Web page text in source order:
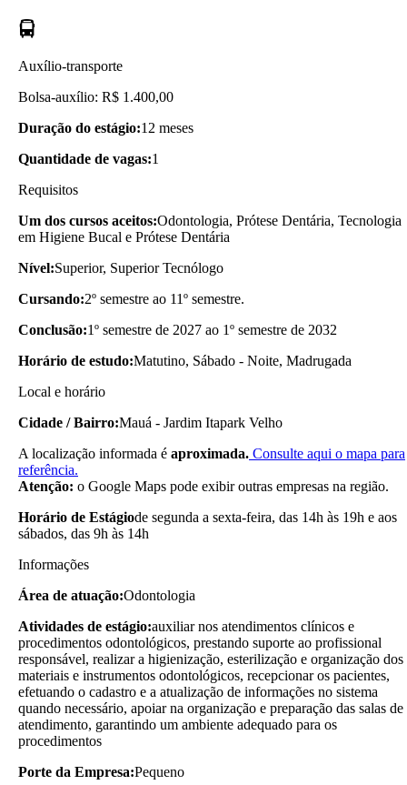
Auxílio-transporte
Bolsa-auxílio: R$ 1.400,00
Duração do estágio:12 meses
Quantidade de vagas:1
Requisitos
Um dos cursos aceitos:Odontologia, Prótese Dentária, Tecnologia
em Higiene Bucal e Prótese Dentária
Nível:Superior, Superior Tecnólogo
Cursando:2º semestre ao 11º semestre.
Conclusão:1º semestre de 2027 ao 1º semestre de 2032
Horário de estudo:Matutino, Sábado - Noite, Madrugada
Local e horário
Cidade / Bairro:Mauá - Jardim Itapark Velho
A localização informada é aproximada. Consulte aqui o mapa para
referência.
Atenção: o Google Maps pode exibir outras empresas na região.
Horário de Estágiode segunda a sexta-feira, das 14h às 19h e aos
sábados, das 9h às 14h
Informações
Área de atuação:Odontologia
Atividades de estágio:auxiliar nos atendimentos clínicos e
procedimentos odontológicos, prestando suporte ao profissional
responsável, realizar a higienização, esterilização e organização dos
materiais e instrumentos odontológicos, recepcionar os pacientes,
efetuando o cadastro e a atualização de informações no sistema
quando necessário, apoiar na organização e preparação das salas de
atendimento, garantindo um ambiente adequado para os
procedimentos
Porte da Empresa:Pequeno